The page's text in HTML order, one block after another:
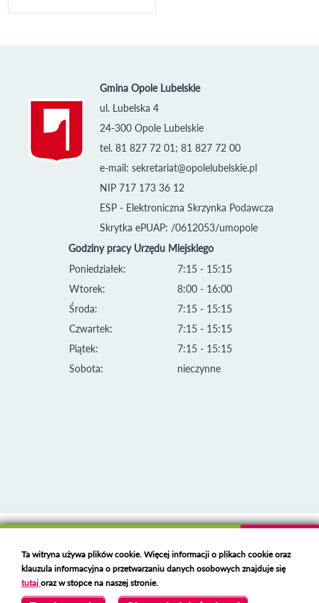
Gmina Opole Lubelskie
ul. Lubelska 4
24-300 Opole Lubelskie
tel. 81 827 72 01; 81 827 72 00
e-mail: sekretariat@opolelubelskie.pl
NIP 717 173 36 12
ESP - Elektroniczna Skrzynka Podawcza
Skrytka ePUAP: /0612053/umopole
Godziny pracy Urzędu Miejskiego
Poniedziałek:
Wtorek:
Środa:
Czwartek:
Piątek:
Sobota:
7:15 - 15:15
8:00 - 16:00
7:15 - 15:15
7:15 - 15:15
7:15 - 15:15
nieczynne
Deklaracja dostępności
Polski serwer RBLhttps://polspam.pl/
Copyright 2023 Urząd Miejski w Opolu Lubelskim
Ta witryna używa plików cookie. Więcej informacji o plikach cookie oraz
klauzula informacyjna o przetwarzaniu danych osobowych znajduje się
tutajoraz w stopce na naszej stronie.